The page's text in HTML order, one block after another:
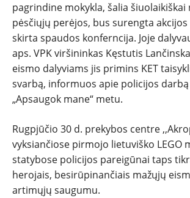
pagrindine mokykla, šalia
pėsčiųjų perėjos, bus surengta
skirta spaudos konferncija. Joje
aps. VPK viršininkas Kęstutis
eismo dalyviams jis primins KET
svarbą, informuos apie policijos darbą
„Apsaugok mane“ metu.
Rugpjūčio 30 d. prekybos centre
vyksiančiose pirmojo lietuviško LEGO
statybose policijos pareigūnai taps
herojais, besirūpinančiais mažųjų
artimųjų saugumu.